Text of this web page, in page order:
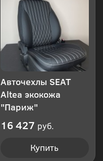
Авточехлы SEAT
Altea экокожа
"Париж"
16 427 руб.
Купить